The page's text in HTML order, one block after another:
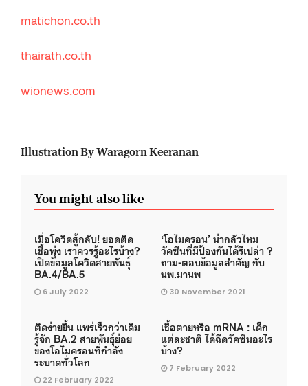
matichon.co.th
thairath.co.th
wionews.com
Illustration By Waragorn Keeranan
You might also like
เมื่อโควิดสู้กลับ! ยอดติด
เชื้อพุ่ง เราควรรู้อะไรบ้าง?
เปิดข้อมูลโควิดสายพันธุ์
BA.4/BA.5
6 July 2022
‘โอไมครอน’ น่ากลัวไหม
วัคซีนที่มีป้องกันได้รึเปล่า ?
ถาม-ตอบข้อมูลสำคัญ กับ
นพ.มานพ
30 November 2021
ติดง่ายขึ้น แพร่เร็วกว่าเดิม
รู้จัก BA.2 สายพันธุ์ย่อย
ของโอไมครอนที่กำลัง
ระบาดทั่วโลก
22 February 2022
เชื้อตายหรือ mRNA : เด็ก
แต่ละชาติ ได้ฉีดวัคซีนอะไร
บ้าง?
7 February 2022